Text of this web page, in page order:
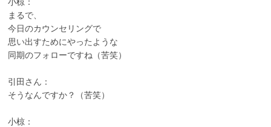
まるで、
今日のカウンセリングで
思い出すためにやったような
同期のフォローですね（苦笑）
引田さん：
そうなんですか？（苦笑）
小椋：